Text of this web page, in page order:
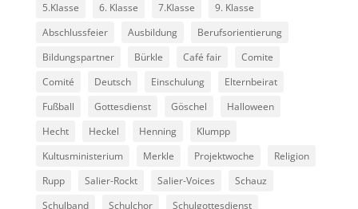
5.Klasse 6. Klasse 7.Klasse
9. Klasse
Abschlussfeier
Ausbildung
Berufsorientierung
Bildungspartner
Bürkle Café fair
Comite
Comité
Deutsch Einschulung
Elternbeirat
Fußball
Gottesdienst Göschel
Halloween
Hecht
Heckel Henning
Klumpp
Kultusministerium
Merkle Projektwoche
Religion
Rupp
Salier-Rockt Salier-Voices
Schauz
Schulband
Schulchor
Schulgottesdienst